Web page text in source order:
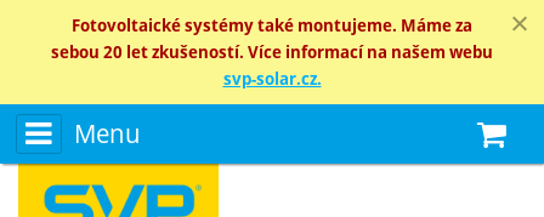
Fotovoltaické systémy také montujeme. Máme za
sebou 20 let zkušeností. Více informací na našem webu
svp-solar.cz.
Menu